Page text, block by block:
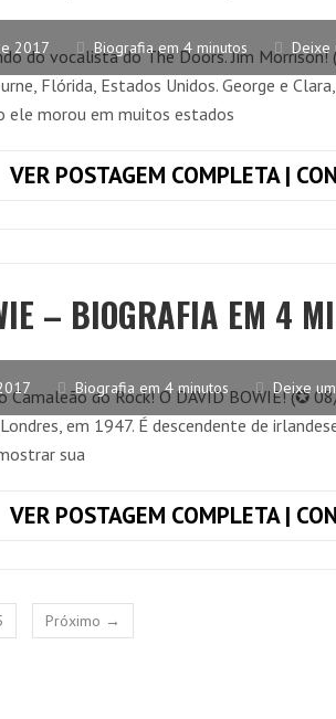
2017 Biografia em 4 minutos Deixe
do vocalista do The Doors. Jim
Flórida, Estados Unidos. George e
ele morou em muitos estados
VER POSTAGEM COMPLETA |
– BIOGRAFIA EM 4
Biografia em 4 minutos Deixe
Camaleão do Rock! O DAVID BOWIE! (✪
em 1947. É descendente de
sua
VER POSTAGEM COMPLETA |
Próximo →